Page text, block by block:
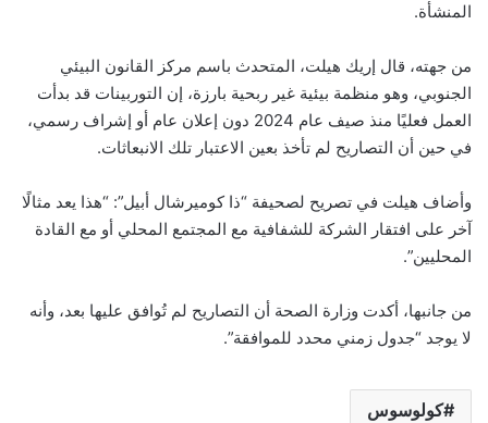
المنشأة.
من جهته، قال إريك هيلت، المتحدث باسم مركز القانون البيئي
الجنوبي، وهو منظمة بيئية غير ربحية بارزة، إن التوربينات قد بدأت
العمل فعليًا منذ صيف عام 2024 دون إعلان عام أو إشراف رسمي،
في حين أن التصاريح لم تأخذ بعين الاعتبار تلك الانبعاثات.
وأضاف هيلت في تصريح لصحيفة “ذا كوميرشال أبيل”: “هذا يعد مثالًا
آخر على افتقار الشركة للشفافية مع المجتمع المحلي أو مع القادة
المحليين”.
من جانبها، أكدت وزارة الصحة أن التصاريح لم تُوافق عليها بعد، وأنه
لا يوجد “جدول زمني محدد للموافقة”.
كولوسوس